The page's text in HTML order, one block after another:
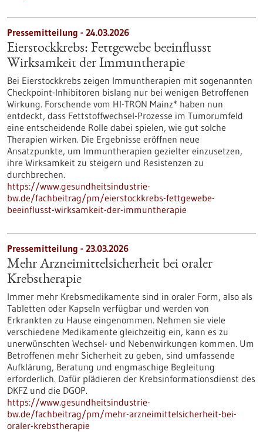
Pressemitteilung - 24.03.2026
Eierstockkrebs: Fettgewebe beeinflusst
Wirksamkeit der Immuntherapie
Bei Eierstockkrebs zeigen Immuntherapien mit sogenannten
Checkpoint-Inhibitoren bislang nur bei wenigen Betroffenen
Wirkung. Forschende vom HI-TRON Mainz* haben nun
entdeckt, dass Fettstoffwechsel-Prozesse im Tumorumfeld
eine entscheidende Rolle dabei spielen, wie gut solche
Therapien wirken. Die Ergebnisse eröffnen neue
Ansatzpunkte, um Immuntherapien gezielter einzusetzen,
ihre Wirksamkeit zu steigern und Resistenzen zu
durchbrechen.
https://www.gesundheitsindustrie-
bw.de/fachbeitrag/pm/eierstockkrebs-fettgewebe-
beeinflusst-wirksamkeit-der-immuntherapie
Pressemitteilung - 23.03.2026
Mehr Arzneimittelsicherheit bei oraler
Krebstherapie
Immer mehr Krebsmedikamente sind in oraler Form, also als
Tabletten oder Kapseln verfügbar und werden von
Erkrankten zu Hause eingenommen. Nehmen sie viele
verschiedene Medikamente gleichzeitig ein, kann es zu
unerwünschten Wechsel- und Nebenwirkungen kommen. Um
Betroffenen mehr Sicherheit zu geben, sind umfassende
Aufklärung, Beratung und engmaschige Begleitung
erforderlich. Dafür plädieren der Krebsinformationsdienst des
DKFZ und die DGOP.
https://www.gesundheitsindustrie-
bw.de/fachbeitrag/pm/mehr-arzneimittelsicherheit-bei-
oraler-krebstherapie